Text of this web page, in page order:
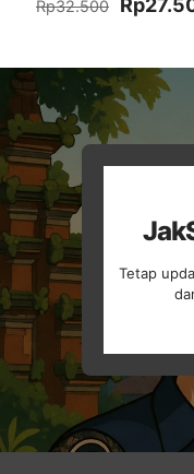
Rp32.500
aslinya
Tetap